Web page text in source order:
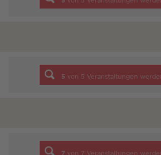
5 von 5 Veranstaltungen
7 von 7 Veranstaltungen